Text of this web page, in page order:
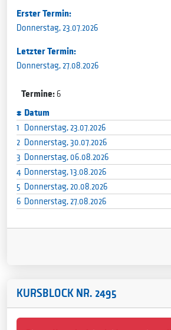
Erster Termin:
Donnerstag, 23.07.2026
Letzter Termin:
Donnerstag, 27.08.2026
Termine: 6
# Datum
1 Donnerstag, 23.07.2026
2 Donnerstag, 30.07.2026
3 Donnerstag, 06.08.2026
4 Donnerstag, 13.08.2026
5 Donnerstag, 20.08.2026
6 Donnerstag, 27.08.2026
KURSBLOCK NR. 2495